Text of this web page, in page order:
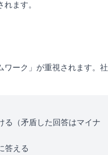
ます。
ワーク」が重視されます。社
る（矛盾した回答はマイナ
答える